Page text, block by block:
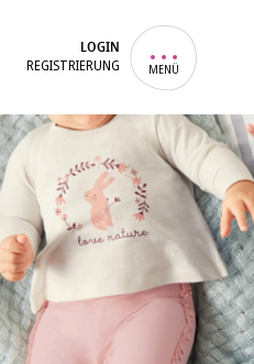
LOGIN
REGISTRIERUNG MENÜ